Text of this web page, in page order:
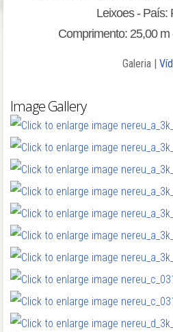
Leixoes - País:
Comprimento: 25,00 m
Galeria |
Image Gallery